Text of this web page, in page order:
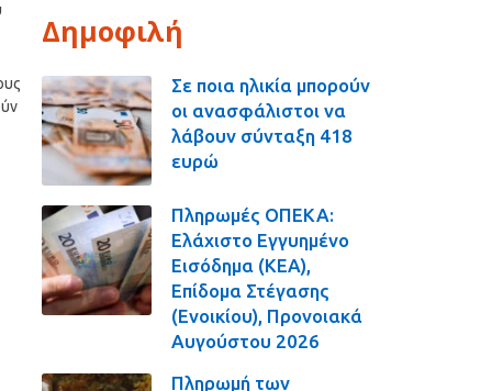
Δημοφιλή
Σε ποια ηλικία μπορούν
οι ανασφάλιστοι να
λάβουν σύνταξη 418
ευρώ
Πληρωμές ΟΠΕΚΑ:
Ελάχιστο Εγγυημένο
Εισόδημα (ΚΕΑ),
Επίδομα Στέγασης
(Ενοικίου), Προνοιακά
Αυγούστου 2026
Πληρωμή των